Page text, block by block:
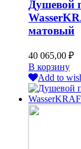
Душевой
матовый
40 065,00 ₽
В корзину
Add to